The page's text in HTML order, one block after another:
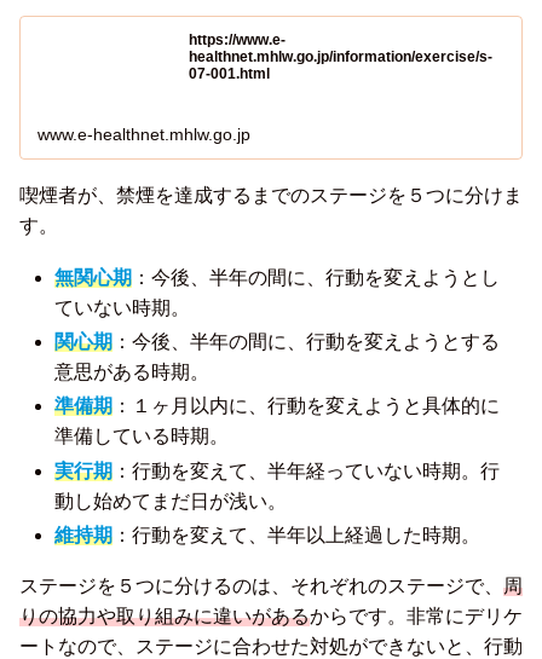
https://www.e-
healthnet.mhlw.go.jp/information/exercise/s-
07-001.html
www.e-healthnet.mhlw.go.jp
喫煙者が、禁煙を達成するまでのステージを５つに分けま
す。
無関心期 ：今後、半年の間に、行動を変えようとし
ていない時期。
関心期 ：今後、半年の間に、行動を変えようとする
意思がある時期。
準備期 ：１ヶ月以内に、行動を変えようと具体的に
準備している時期。
実行期 ：行動を変えて、半年経っていない時期。行
動し始めてまだ日が浅い。
維持期 ：行動を変えて、半年以上経過した時期。
ステージを５つに分けるのは、それぞれのステージで、 周
りの協力や取り組みに違いがあるからです。非常にデリケ
ートなので、ステージに合わせた対処ができないと、行動